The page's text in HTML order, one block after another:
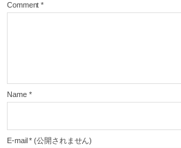
Comment *
Name *
E-mail * (公開されません)